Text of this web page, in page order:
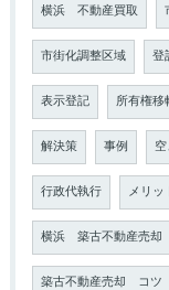
横浜 不動産買取
市街化調整区域 登
表示登記 所有権移
解決策 事例
行政代執行 メリッ
横浜 築古不動産売却
築古不動産売却 コツ